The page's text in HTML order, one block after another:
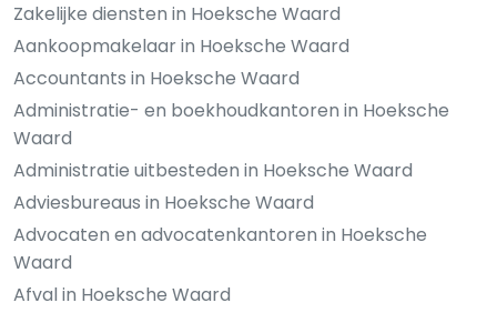
Zakelijke diensten in Hoeksche Waard
Aankoopmakelaar in Hoeksche Waard
Accountants in Hoeksche Waard
Administratie- en boekhoudkantoren in Hoeksche
Waard
Administratie uitbesteden in Hoeksche Waard
Adviesbureaus in Hoeksche Waard
Advocaten en advocatenkantoren in Hoeksche
Waard
Afval in Hoeksche Waard